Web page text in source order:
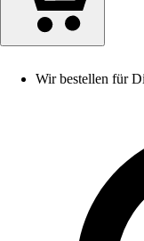
Wir bestellen für